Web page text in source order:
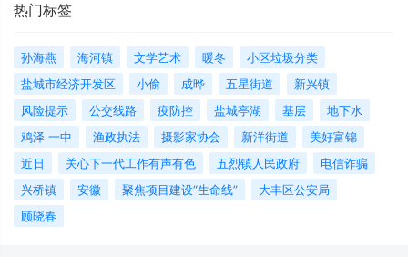
热门标签
孙海燕 海河镇 文学艺术 暖冬
小区垃圾分类
盐城市经济开发区
小偷 成晔 五星街道
新兴镇
风险提示
公交线路 疫防控 盐城亭湖 基层
地下水
鸡泽 一中
渔政执法 摄影家协会 新洋街道
美好富锦
近日
关心下一代工作有声有色 五烈镇人民政府
电信诈骗
兴桥镇
安徽 聚焦项目建设“生命线”
大丰区公安局
顾晓春